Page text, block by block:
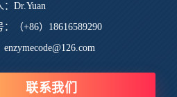
：Dr.Yuan
：（+86）18616589290
enzymecode@126.com
联系我们